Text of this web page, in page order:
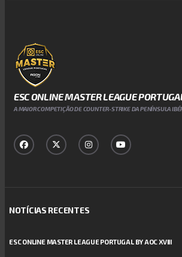
ESC ONLINE MASTER LEAGUE
A MAIOR COMPETIÇÃO DE COUNTER-STRIKE DA PENÍNSULA
NOTÍCIAS RECENTES
ESC ONLINE MASTER LEAGUE PORTUGAL BY AOC XVIII